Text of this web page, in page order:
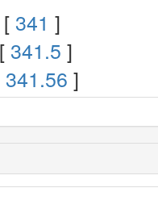
341 ]
341.5 ]
341.56 ]